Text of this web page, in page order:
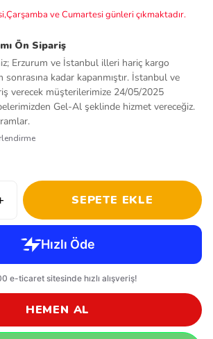
ve Cumartesi günleri çıkmaktadır.
Ön Sipariş
Erzurum ve İstanbul illeri hariç kargo
kadar kapanmıştır. İstanbul ve
verecek müşterilerimize 24/05/2025
Gel-Al şeklinde hizmet vereceğiz.
SEPETE EKLE
HEMEN AL